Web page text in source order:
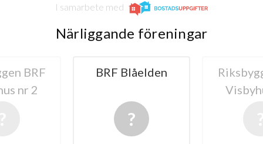
I samarbete med
Närliggande föreningar
BRF
nr 2
BRF Blåelden